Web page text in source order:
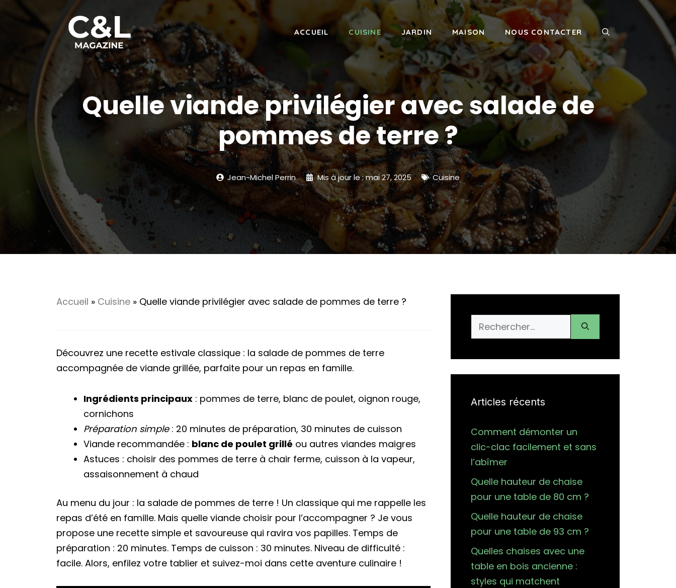
ACCUEIL CUISINE JARDIN MAISON NOUS CONTACTER
Quelle viande privilégier avec salade de
pommes de terre ?
Jean-Michel Perrin Mis à jour le :mai 27, 2025 Cuisine
Accueil » Cuisine » Quelle viande privilégier avec salade de pommes de terre ?
Découvrez une recette estivale classique : la salade de pommes de terre
accompagnée de viande grillée, parfaite pour un repas en famille.
Ingrédients principaux : pommes de terre, blanc de poulet, oignon rouge,
cornichons
Préparation simple: 20 minutes de préparation, 30 minutes de cuisson
Viande recommandée : blanc de poulet grillé ou autres viandes maigres
Astuces : choisir des pommes de terre à chair ferme, cuisson à la vapeur,
assaisonnement à chaud
Au menu du jour : la salade de pommes de terre ! Un classique qui me rappelle les
repas d’été en famille. Mais quelle viande choisir pour l’accompagner ? Je vous
propose une recette simple et savoureuse qui ravira vos papilles. Temps de
préparation : 20 minutes. Temps de cuisson : 30 minutes. Niveau de difficulté :
facile. Alors, enfilez votre tablier et suivez-moi dans cette aventure culinaire !
Rechercher :
Articles récents
Comment démonter un
clic-clac facilement et sans
l’abîmer
Quelle hauteur de chaise
pour une table de 80 cm ?
Quelle hauteur de chaise
pour une table de 93 cm ?
Quelles chaises avec une
table en bois ancienne :
styles qui matchent